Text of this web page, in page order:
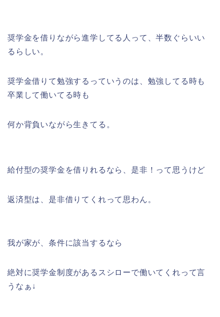
奨学金を借りながら進学してる人って、半数ぐらいい
るらしい。
奨学金借りて勉強するっていうのは、勉強してる時も
卒業して働いてる時も
何か背負いながら生きてる。
給付型の奨学金を借りれるなら、是非！って思うけど
返済型は、是非借りてくれって思わん。
我が家が、条件に該当するなら
絶対に奨学金制度があるスシローで働いてくれって言
うなぁ↓